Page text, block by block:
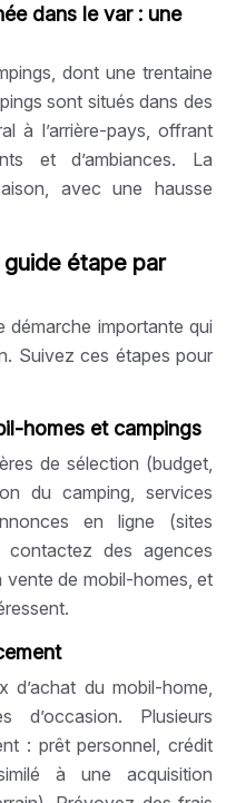
dans le var : une
dont une trentaine
sont situés dans des
à l’arrière-pays, offrant
et d’ambiances. La
avec une hausse
guide étape par
démarche importante qui
Suivez ces étapes pour
homes et campings
de sélection (budget,
du camping, services
en ligne (sites
contactez des agences
vente de mobil-homes, et
d’achat du mobil-home,
d’occasion. Plusieurs
: prêt personnel, crédit
à une acquisition